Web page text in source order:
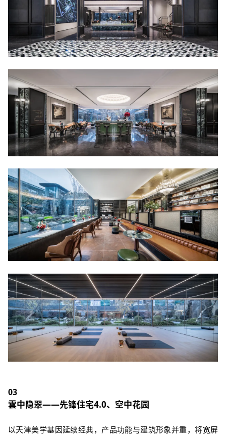
03
雲中隐翠——先锋住宅4.0、空中花园
以天津美学基因延续经典，产品功能与建筑形象并重，将宽屏